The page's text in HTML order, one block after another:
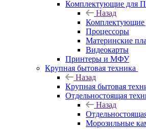
Комплектующие для
Назад
Процессоры
Материнские
Видеокарты
Принтеры и МФУ
Крупная бытовая техника
Назад
Крупная бытовая
Отдельностоящая
Назад
Морозильные